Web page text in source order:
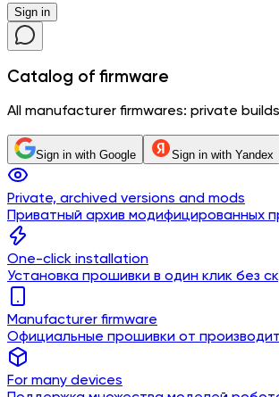
Sign in
Catalog of firmware
All manufacturer firmwares: private
Sign in with Google Sign in with Yandex
Private, archived versions and mods
Приватный архив модифицированных
One-click installation
Установка прошивки в один клик без
Manufacturer firmware
Официальные прошивки от
For many devices